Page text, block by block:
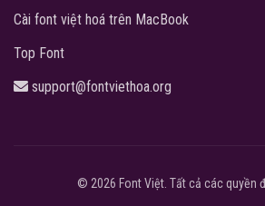
Cài font việt hoá trên MacBook
Top Font
support@fontviethoa.org
© 2026 Font Việt. Tất cả các quyền